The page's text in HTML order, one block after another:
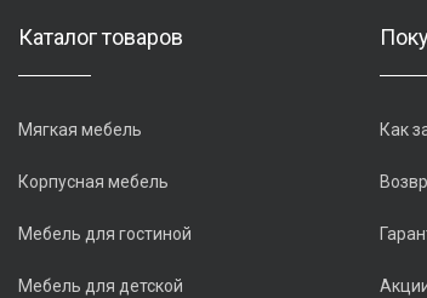
Каталог товаров
Мягкая мебель
Корпусная мебель
Мебель для гостиной
Мебель для детской
Как